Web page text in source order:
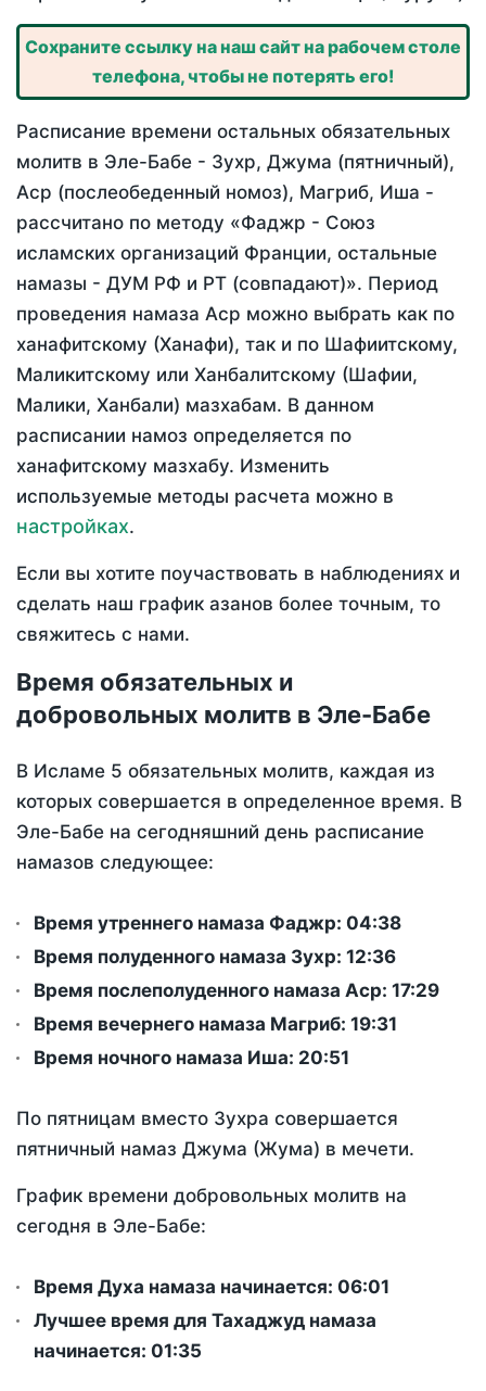
Сохраните ссылку на наш сайт на рабочем столе
телефона, чтобы не потерять его!
Расписание времени остальных обязательных
молитв в Эле-Бабе - Зухр, Джума (пятничный),
Аср (послеобеденный номоз), Магриб, Иша -
рассчитано по методу «Фаджр - Союз
исламских организаций Франции, остальные
намазы - ДУМ РФ и РТ (совпадают)». Период
проведения намаза Аср можно выбрать как по
ханафитскому (Ханафи), так и по Шафиитскому,
Маликитскому или Ханбалитскому (Шафии,
Малики, Ханбали) мазхабам. В данном
расписании намоз определяется по
ханафитскому мазхабу. Изменить
используемые методы расчета можно в
настройках.
Если вы хотите поучаствовать в наблюдениях и
сделать наш график азанов более точным, то
свяжитесь с нами.
Время обязательных и
добровольных молитв в Эле-Бабе
В Исламе 5 обязательных молитв, каждая из
которых совершается в определенное время. В
Эле-Бабе на сегодняшний день расписание
намазов следующее:
Время утреннего намаза Фаджр: 04:38
Время полуденного намаза Зухр: 12:36
Время послеполуденного намаза Аср: 17:29
Время вечернего намаза Магриб: 19:31
Время ночного намаза Иша: 20:51
По пятницам вместо Зухра совершается
пятничный намаз Джума (Жума) в мечети.
График времени добровольных молитв на
сегодня в Эле-Бабе:
Время Духа намаза начинается: 06:01
Лучшее время для Тахаджуд намаза
начинается: 01:35